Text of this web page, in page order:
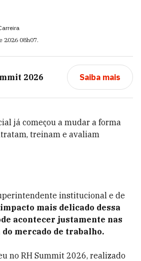
2026 08h07.
2026 Saiba mais
já começou a mudar a forma
treinam e avaliam
institucional e de
mais delicado dessa
acontecer justamente nas
mercado de trabalho.
no RH Summit 2026, realizado